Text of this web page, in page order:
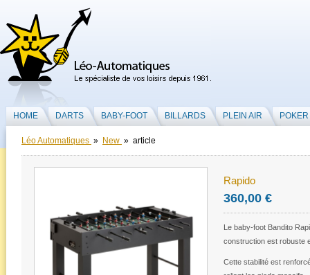
HOME DARTS BABY-FOOT BILLARDS PLEIN AIR POKER
Léo Automatiques » New » article
Rapido
360,00 €
Le baby-foot Bandito
construction est robuste
Cette stabilité est